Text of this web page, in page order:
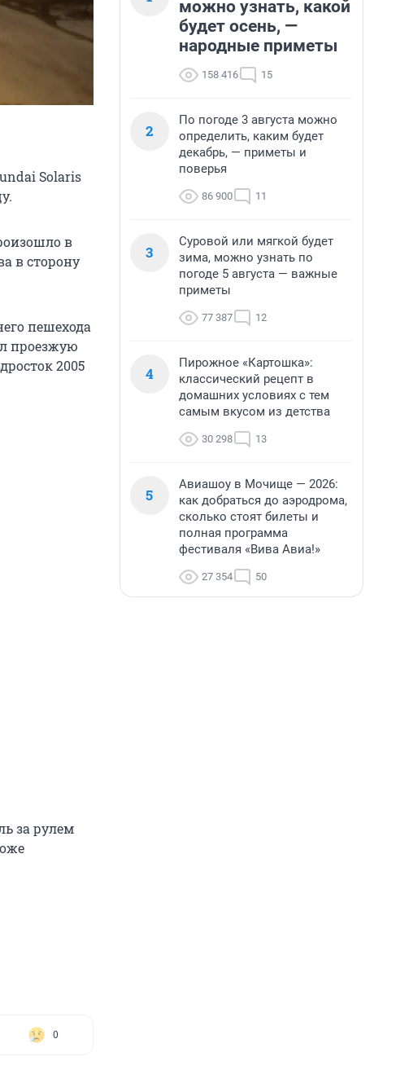
Solaris
в
в сторону
пешехода
проезжую
2005
за рулем
0
можно узнать, какой
будет осень, —
народные приметы
158 416 15
2
По погоде 3 августа можно
определить, каким будет
декабрь, — приметы и
поверья
86 900 11
3
Суровой или мягкой будет
зима, можно узнать по
погоде 5 августа — важные
приметы
77 387 12
4
Пирожное «Картошка»:
классический рецепт в
домашних условиях с тем
самым вкусом из детства
30 298 13
5
Авиашоу в Мочище — 2026:
как добраться до аэродрома,
сколько стоят билеты и
полная программа
фестиваля «Вива Авиа!»
27 354 50